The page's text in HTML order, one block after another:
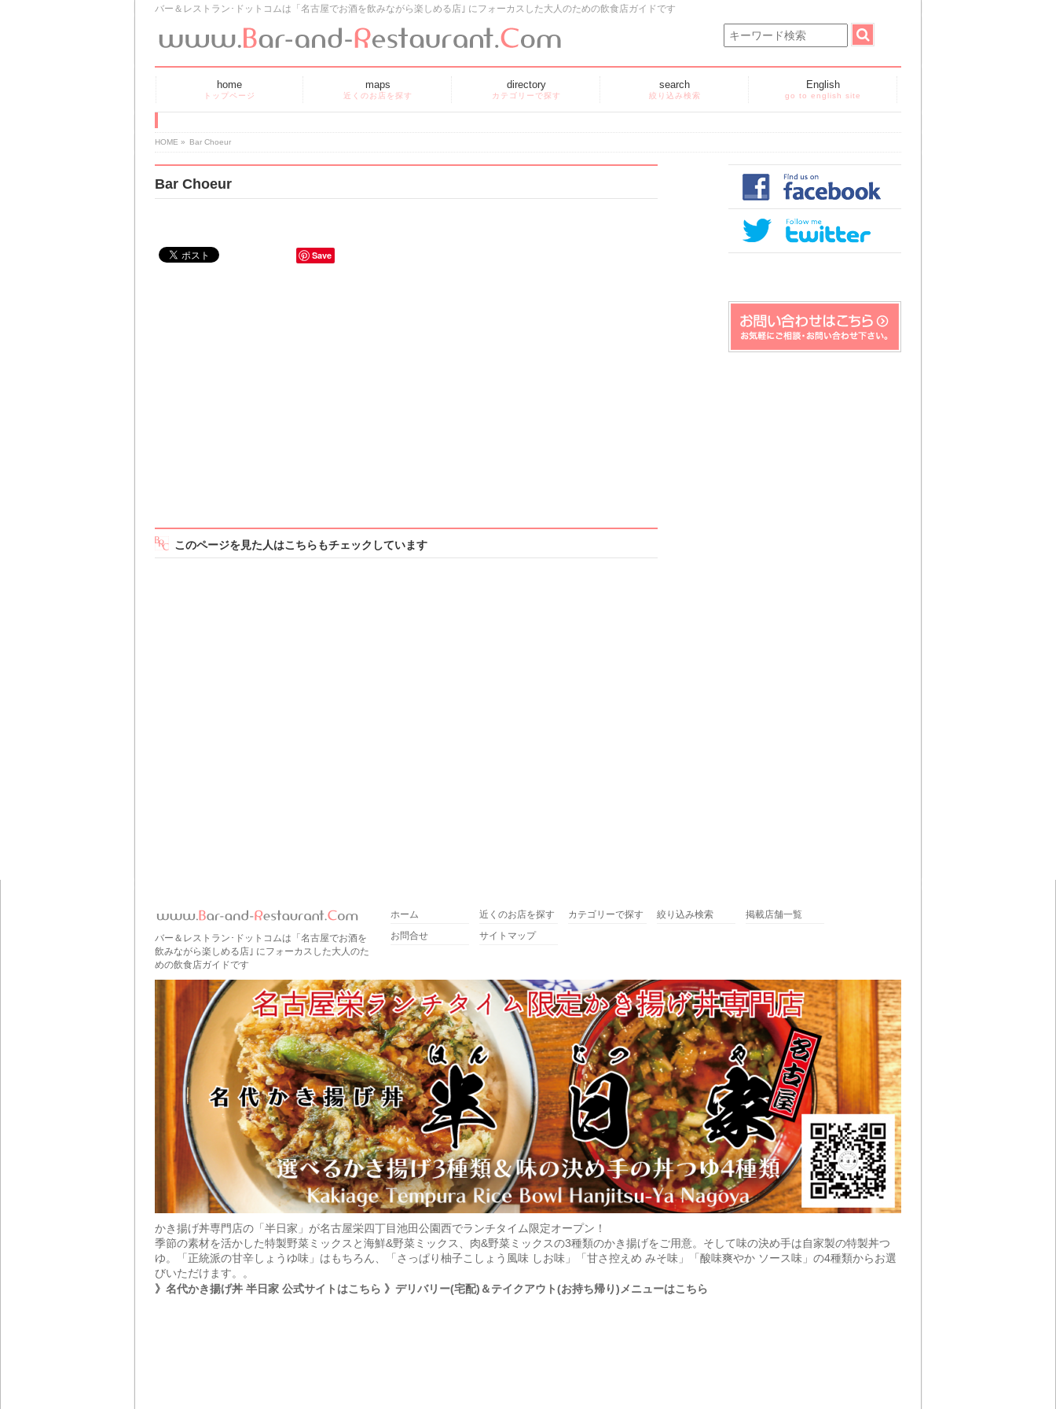
バー＆レストラン･ドットコムは「名古屋でお酒を飲みながら楽しめる店｣ にフォーカスした大人のための飲食店ガイドです
home
トップページ
maps
近くのお店を探す
directory
カテゴリーで探す
search
絞り込み検索
English
go to english site
HOME » Bar Choeur
Bar Choeur
Save
このページを見た人はこちらもチェックしています
バー＆レストラン･ドットコムは「名古屋でお酒を
飲みながら楽しめる店｣ にフォーカスした大人のた
めの飲食店ガイドです
ホーム 近くのお店を探す カテゴリーで探す 絞り込み検索
掲載店舗一覧
お問合せ
サイトマップ
かき揚げ丼専門店の「半日家」が名古屋栄四丁目池田公園西でランチタイム限定オープン！
季節の素材を活かした特製野菜ミックスと海鮮&野菜ミックス、肉&野菜ミックスの3種類のかき揚げをご用意。そして味の決め手は自家製の特製丼つ
ゆ。「正統派の甘辛しょうゆ味」はもちろん、「さっぱり柚子こしょう風味 しお味」「甘さ控えめ みそ味」「酸味爽やか ソース味」の4種類からお選
びいただけます。。
》名代かき揚げ丼 半日家 公式サイトはこちら 》デリバリー(宅配)＆テイクアウト(お持ち帰り)メニューはこちら